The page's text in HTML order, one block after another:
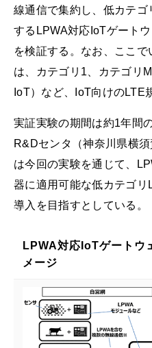
線通信で集約し、低カテ
するLPWA対応IoTゲート
を検証する。なお、ここ
は、カテゴリ1、カテゴリ
IoT）など、IoT向けのLTE
実証実験の期間は約1年間
R&Dセンタ（神奈川県横
は今回の実験を通じて、
器に適用可能な低カテゴ
導入を目指すとしている。
LPWA対応IoTゲートウ
メージ